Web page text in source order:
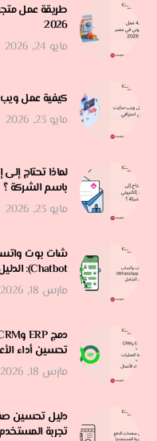
طريقة عمل
2026
مايو 24, 2026
كيفية عمل
مايو 23, 2026
لماذا تحتاج
باسم الشركة ؟
مايو 23, 2026
Chatbot): الدليل الشامل
مارس 18, 2026
تحسين أداء
مارس 18, 2026
دليل تحسين
تجربة